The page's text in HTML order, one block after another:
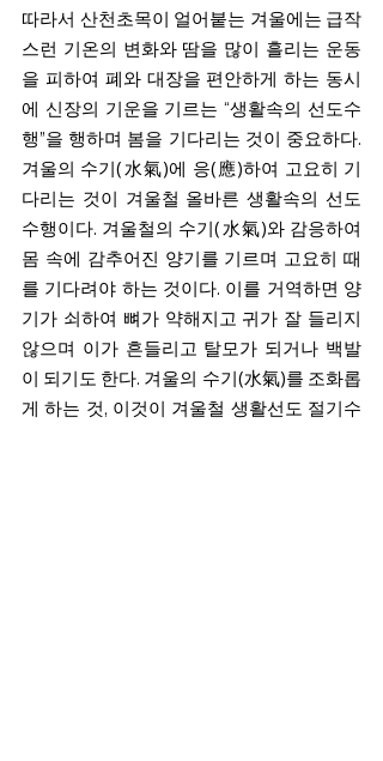
따라서 산천초목이 얼어붙는 겨울에는 급작
스런 기온의 변화와 땀을 많이 흘리는 운동
을 피하여 폐와 대장을 편안하게 하는 동시
에 신장의 기운을 기르는 “생활속의 선도수
행”을 행하며 봄을 기다리는 것이 중요하다.
겨울의 수기(水氣)에 응(應)하여 고요히 기
다리는 것이 겨울철 올바른 생활속의 선도
수행이다. 겨울철의 수기(水氣)와 감응하여
몸 속에 감추어진 양기를 기르며 고요히 때
를 기다려야 하는 것이다. 이를 거역하면 양
기가 쇠하여 뼈가 약해지고 귀가 잘 들리지
않으며 이가 흔들리고 탈모가 되거나 백발
이 되기도 한다. 겨울의 수기(水氣)를 조화롭
게 하는 것, 이것이 겨울철 생활선도 절기수